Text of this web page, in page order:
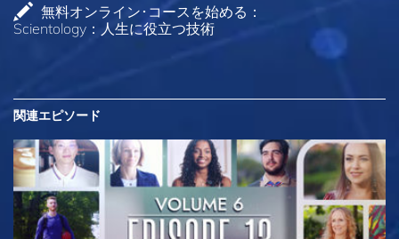
無料オンライン･コースを始める：
Scientology：人生に役立つ技術
関連エピソード